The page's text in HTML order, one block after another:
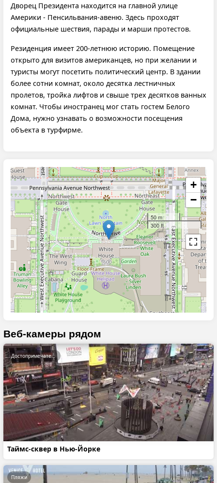
Дворец Президента находится на главной улице
Америки - Пенсильвания-авеню. Здесь проходят
официальные шествия, парады и марши протестов.
Резиденция имеет 200-летнюю историю. Помещение
открыто для визитов американцев, но при желании и
туристы могут посетить политический центр. В здании
более сотни комнат, около десятка лестничных
пролетов, тройка лифтов и свыше трех десятков ванных
комнат. Чтобы иностранец мог стать гостем Белого
Дома, нужно узнавать о возможности посещения
объекта в турфирме.
+
−
50 m
300 ft
Веб-камеры рядом
Таймс-сквер в Нью-Йорке
Достопримечательности
Пляжи